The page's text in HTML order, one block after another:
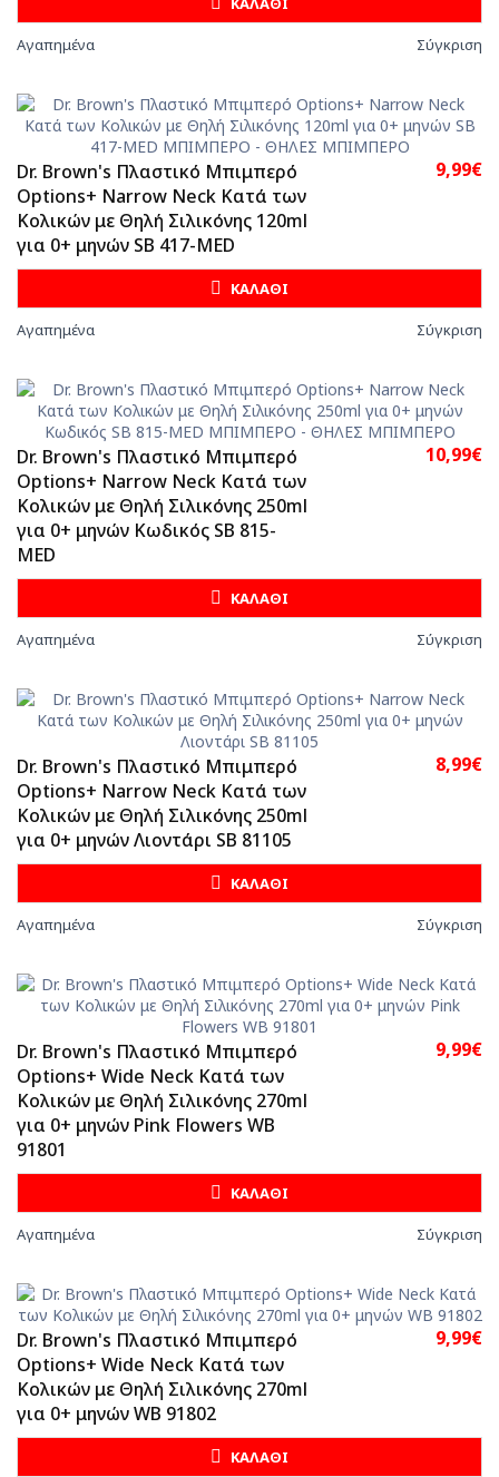
Αγαπημένα Σύγκριση
Dr. Brown's Πλαστικό Μπιμπερό
Options+ Narrow Neck Κατά των
Κολικών με Θηλή Σιλικόνης 120ml
για 0+ μηνών SB 417-MED
9,99€
ΚΑΛΑΘΙ
Αγαπημένα Σύγκριση
Dr. Brown's Πλαστικό Μπιμπερό
Options+ Narrow Neck Κατά των
Κολικών με Θηλή Σιλικόνης 250ml
για 0+ μηνών Κωδικός SB 815-
MED
10,99€
ΚΑΛΑΘΙ
Αγαπημένα Σύγκριση
Dr. Brown's Πλαστικό Μπιμπερό
Options+ Narrow Neck Κατά των
Κολικών με Θηλή Σιλικόνης 250ml
για 0+ μηνών Λιοντάρι SB 81105
8,99€
ΚΑΛΑΘΙ
Αγαπημένα Σύγκριση
Dr. Brown's Πλαστικό Μπιμπερό
Options+ Wide Neck Κατά των
Κολικών με Θηλή Σιλικόνης 270ml
για 0+ μηνών Pink Flowers WB
91801
9,99€
ΚΑΛΑΘΙ
Αγαπημένα Σύγκριση
Dr. Brown's Πλαστικό Μπιμπερό
Options+ Wide Neck Κατά των
Κολικών με Θηλή Σιλικόνης 270ml
για 0+ μηνών WB 91802
9,99€
ΚΑΛΑΘΙ